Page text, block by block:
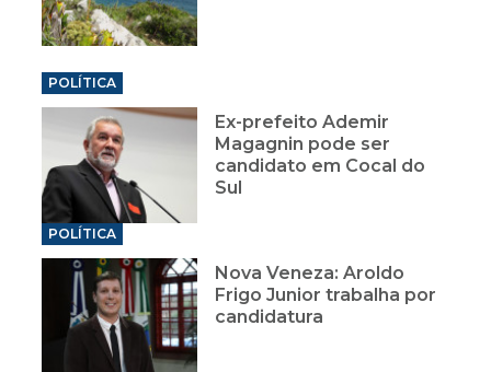
POLÍTICA
Ex-prefeito Ademir
Magagnin pode ser
candidato em Cocal do
Sul
POLÍTICA
Nova Veneza: Aroldo
Frigo Junior trabalha por
candidatura